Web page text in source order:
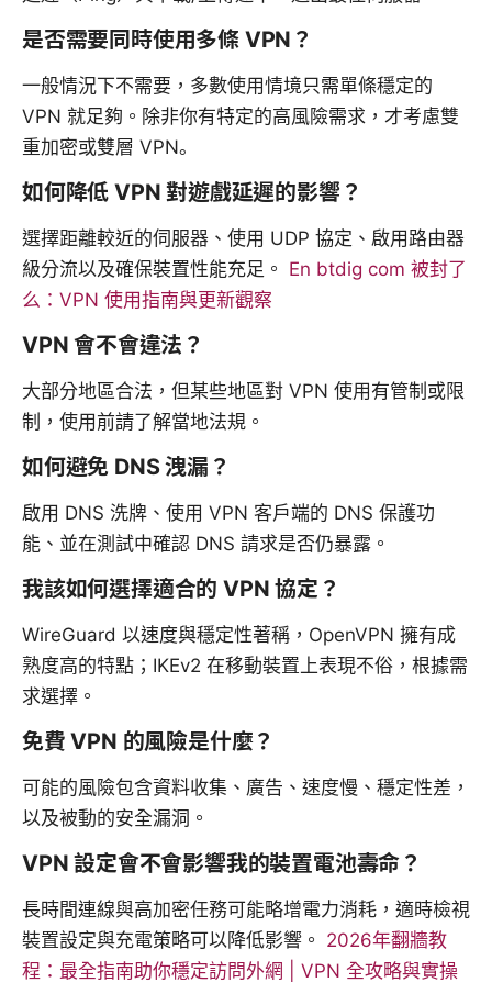
是否需要同時使用多條 VPN？
一般情況下不需要，多數使用情境只需單條穩定的
VPN 就足夠。除非你有特定的高風險需求，才考慮雙
重加密或雙層 VPN。
如何降低 VPN 對遊戲延遲的影響？
選擇距離較近的伺服器、使用 UDP 協定、啟用路由器
級分流以及確保裝置性能充足。 En btdig com 被封了
么：VPN 使用指南與更新觀察
VPN 會不會違法？
大部分地區合法，但某些地區對 VPN 使用有管制或限
制，使用前請了解當地法規。
如何避免 DNS 洩漏？
啟用 DNS 洗牌、使用 VPN 客戶端的 DNS 保護功
能、並在測試中確認 DNS 請求是否仍暴露。
我該如何選擇適合的 VPN 協定？
WireGuard 以速度與穩定性著稱，OpenVPN 擁有成
熟度高的特點；IKEv2 在移動裝置上表現不俗，根據需
求選擇。
免費 VPN 的風險是什麼？
可能的風險包含資料收集、廣告、速度慢、穩定性差，
以及被動的安全漏洞。
VPN 設定會不會影響我的裝置電池壽命？
長時間連線與高加密任務可能略增電力消耗，適時檢視
裝置設定與充電策略可以降低影響。 2026年翻牆教
程：最全指南助你穩定訪問外網 | VPN 全攻略與實操